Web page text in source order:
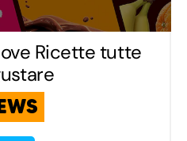
Ricette tutte